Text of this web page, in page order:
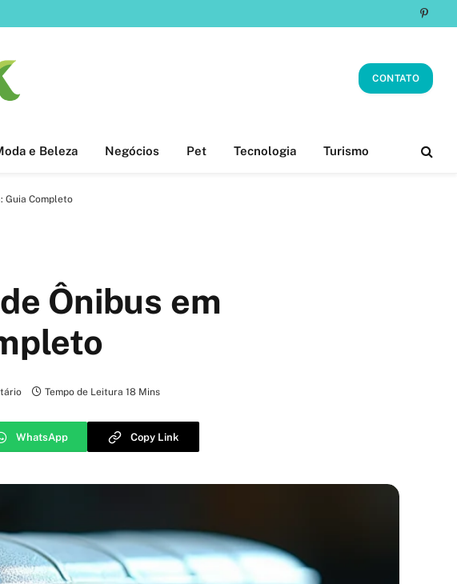
CONTATO
e Beleza Negócios Pet Tecnologia Turismo
Guia Completo
Ônibus em
Tempo de Leitura 18 Mins
WhatsApp Copy Link